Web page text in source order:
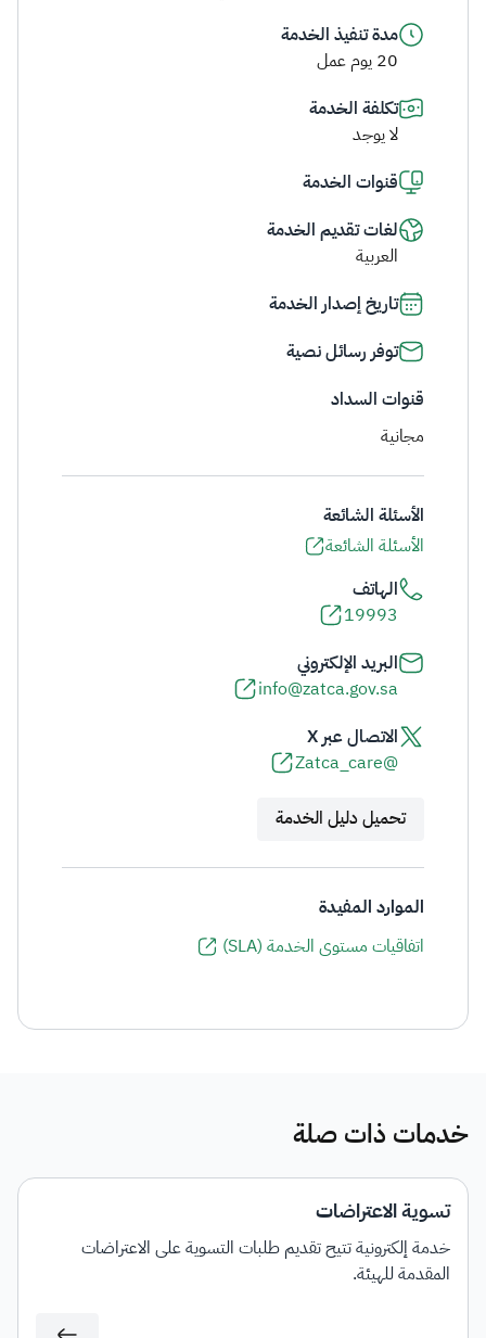
مدة تنفيذ الخدمة
20 يوم عمل
تكلفة الخدمة
لا يوجد
قنوات الخدمة
لغات تقديم الخدمة
العربية
تاريخ إصدار الخدمة
توفر رسائل نصية
قنوات السداد
مجانية
الأسئلة الشائعة
الأسئلة الشائعة
الهاتف
19993
البريد الإلكتروني
info@zatca.gov.sa
الاتصال عبر X
@Zatca_care
تحميل دليل الخدمة
الموارد المفيدة
اتفاقيات مستوى الخدمة (SLA)
خدمات ذات صلة
تسوية الاعتراضات
خدمة إلكترونية تتيح تقديم طلبات التسوية على الاعتراضات
المقدمة للهيئة.